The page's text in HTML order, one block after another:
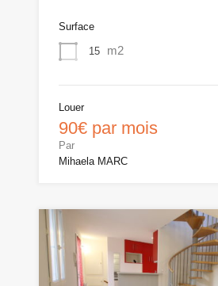
Surface
15 m2
Louer
90€ par mois
Par
Mihaela MARC